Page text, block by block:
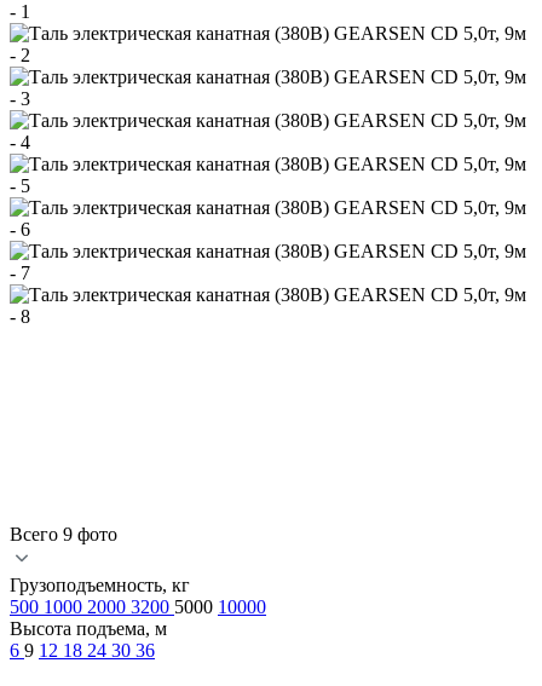
Всего 9 фото
Грузоподъемность, кг
500 1000 2000 3200 5000 10000
Высота подъема, м
6 9 12 18 24 30 36